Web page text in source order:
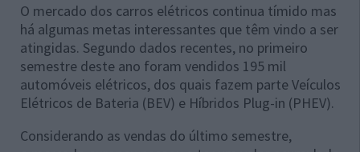
O mercado dos carros elétricos continua tímido mas
há algumas metas interessantes que têm vindo a ser
atingidas. Segundo dados recentes, no primeiro
semestre deste ano foram vendidos 195 mil
automóveis elétricos, dos quais fazem parte Veículos
Elétricos de Bateria (BEV) e Híbridos Plug-in (PHEV).
Considerando as vendas do último semestre,